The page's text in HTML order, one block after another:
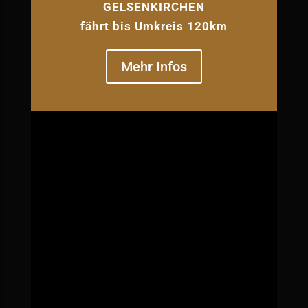
GELSENKIRCHEN
fährt bis Umkreis 120km
Mehr Infos